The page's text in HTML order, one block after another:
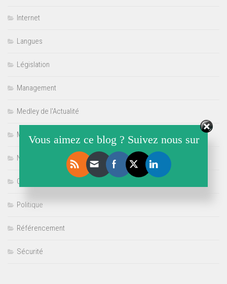
Internet
Langues
Législation
Management
Medley de l'Actualité
Multimédia
Non classé
Offre de Stage
Politique
Référencement
Sécurité
Vous aimez ce blog ? Suivez nous sur